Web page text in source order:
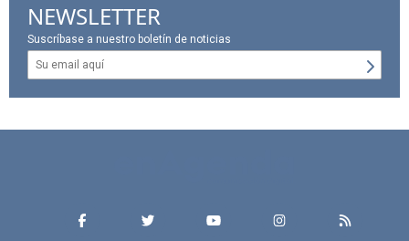
NEWSLETTER
Suscríbase a nuestro boletín de noticias